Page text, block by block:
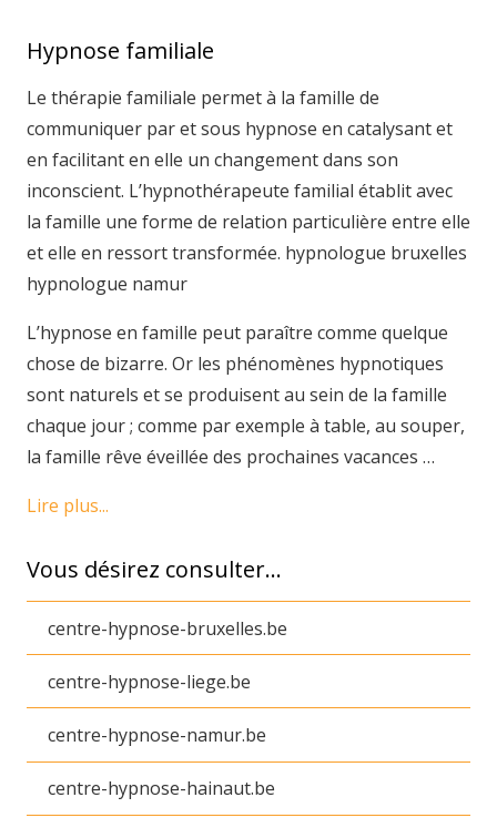
Hypnose familiale
Le thérapie familiale permet à la famille de
communiquer par et sous hypnose en catalysant et
en facilitant en elle un changement dans son
inconscient. L’hypnothérapeute familial établit avec
la famille une forme de relation particulière entre elle
et elle en ressort transformée. hypnologue bruxelles
hypnologue namur
L’hypnose en famille peut paraître comme quelque
chose de bizarre. Or les phénomènes hypnotiques
sont naturels et se produisent au sein de la famille
chaque jour ; comme par exemple à table, au souper,
la famille rêve éveillée des prochaines vacances …
Lire plus...
Vous désirez consulter…
centre-hypnose-bruxelles.be
centre-hypnose-liege.be
centre-hypnose-namur.be
centre-hypnose-hainaut.be